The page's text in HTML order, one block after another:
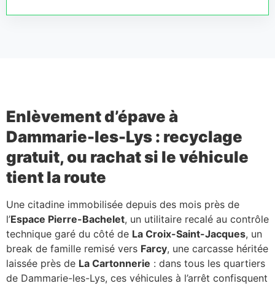
Enlèvement d’épave à
Dammarie-les-Lys : recyclage
gratuit, ou rachat si le véhicule
tient la route
Une citadine immobilisée depuis des mois près de
l’Espace Pierre-Bachelet, un utilitaire recalé au contrôle
technique garé du côté de La Croix-Saint-Jacques, un
break de famille remisé vers Farcy, une carcasse héritée
laissée près de La Cartonnerie : dans tous les quartiers
de Dammarie-les-Lys, ces véhicules à l’arrêt confisquent